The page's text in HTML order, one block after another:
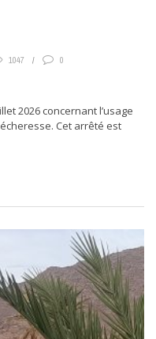
1047 0
2026 concernant l’usage
Cet arrêté est